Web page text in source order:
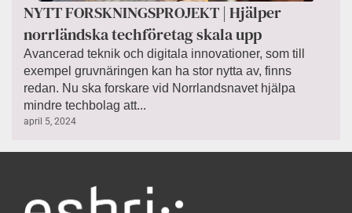
NYTT FORSKNINGSPROJEKT | Hjälper
norrländska techföretag skala upp
Avancerad teknik och digitala innovationer, som till
exempel gruvnäringen kan ha stor nytta av, finns
redan. Nu ska forskare vid Norrlandsnavet hjälpa
mindre techbolag att...
april 5, 2024